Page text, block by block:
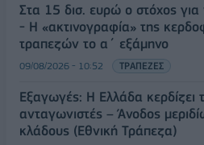
Στα 15 δισ. ευρώ ο στόχος
- Η «ακτινογραφία» της
τραπεζών το α΄ εξάμηνο
09/08/2026 - 10:52 ΤΡΑΠΕΖΕΣ
Εξαγωγές: Η Ελλάδα κερδίζει
ανταγωνιστές – Άνοδος
κλάδους (Εθνική Τράπεζα)